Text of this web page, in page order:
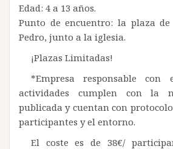
Edad: 4 a 13 años.
Punto de encuentro: la plaza
Pedro, junto a la iglesia.
¡Plazas Limitadas!
*Empresa responsable con
actividades cumplen con la
publicada y cuentan con
participantes y el entorno.
El coste es de 38€/